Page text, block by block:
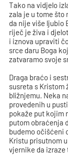
Tako na vidjelo
zala je u tome što
da nije više ljubio
riječ je živa i
i iznova upraviti
srce daru Boga
zatvaramo svoje
Draga braćo i
susreta s Kristom
bližnjemu. Neka
provedenih u
pokaže put kojim
putom obraćenja
budemo očišćeni
Kristu prisutnom
vjernike da